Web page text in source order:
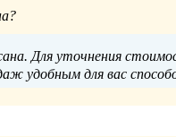
Для уточнения
удобным для вас